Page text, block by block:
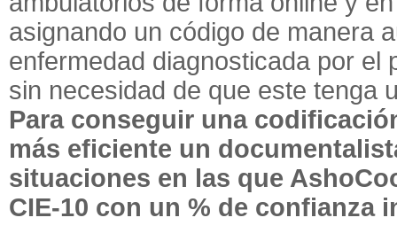
asignando un código de manera
enfermedad diagnosticada por el
sin necesidad de que este tenga
Para conseguir una
más eficiente un
situaciones en las que
CIE-10 con un % de confianza